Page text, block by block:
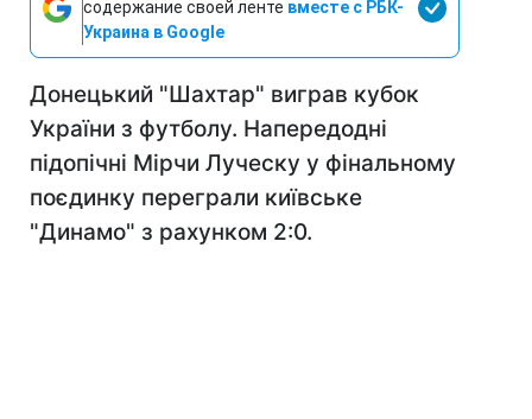
содержание своей ленте вместе с РБК-
Украина в Google
Донецький "Шахтар" виграв кубок
України з футболу. Напередодні
підопічні Мірчи Луческу у фінальному
поєдинку переграли київське
"Динамо" з рахунком 2:0.